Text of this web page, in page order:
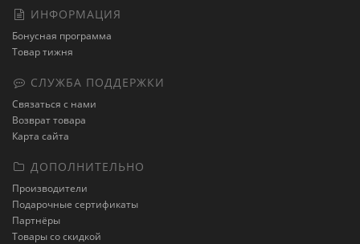
ИНФОРМАЦИЯ
Бонусная программа
Товар тижня
СЛУЖБА ПОДДЕРЖКИ
Связаться с нами
Возврат товара
Карта сайта
ДОПОЛНИТЕЛЬНО
Производители
Подарочные сертификаты
Партнёры
Товары со скидкой